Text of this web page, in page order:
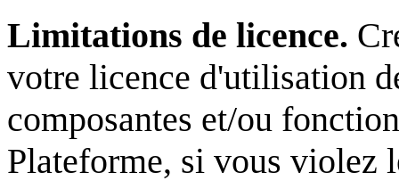
Limitations de licence.
votre licence d'utilisation
composantes et/ou
Plateforme, si vous violez